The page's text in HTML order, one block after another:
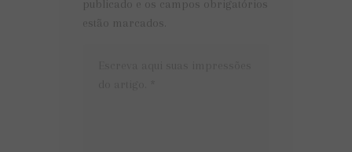
publicado e os campos obrigatórios
estão marcados.